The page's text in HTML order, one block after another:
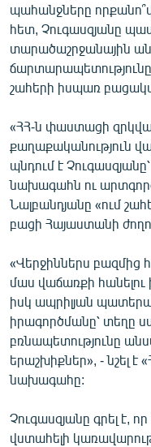
պահանջները
հետ, Չուգասզյանը
տարածաշրջանային
շահերի իսպառ
«ՀՀ-ն փաստացի
քաղաքականություն
պնդում է
նախագահն ու
Նալբանդյանը «ում
բացի Հայաստանի
«Վերջիններս բազմից
մաս վաճառքի
իսկ ապրիլյան
իրագործմանը՝ տեղը
բռնապետությունը
երաշխիքներ», - նշել
նախագահը:
Չուգասզյանը գրել է,
վստահելի